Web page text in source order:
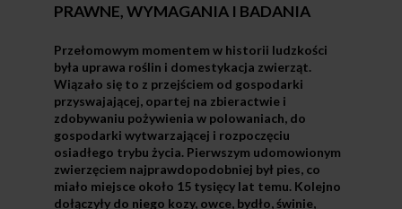
PRAWNE, WYMAGANIA I BADANIA
Przełomowym momentem w historii ludzkości
była uprawa roślin i domestykacja zwierząt.
Wiązało się to z przejściem od gospodarki
przyswajającej, opartej na zbieractwie i
zdobywaniu pożywienia w polowaniach, do
gospodarki wytwarzającej i rozpoczęciu
osiadłego trybu życia. Pierwszym udomowionym
zwierzęciem najprawdopodobniej był pies, co
miało miejsce około 15 tysięcy lat temu. Kolejno
dołączyły do niego kozy, owce, bydło, świnie,